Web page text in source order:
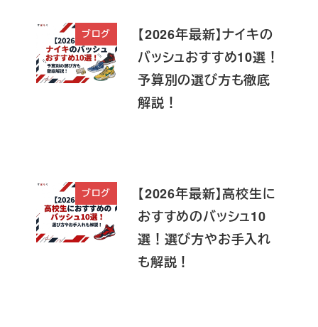
ブログ
【2026年最新】ナイキの
バッシュおすすめ10選！
予算別の選び方も徹底
解説！
ブログ
【2026年最新】高校生に
おすすめのバッシュ10
選！選び方やお手入れ
も解説！